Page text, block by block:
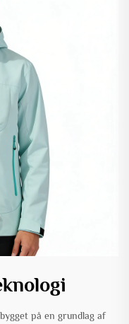
på en grundlag af